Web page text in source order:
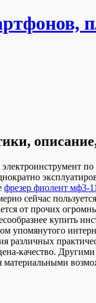
фрезер фиолент мф3-
сейчас
от прочих
купить
различных
качество.